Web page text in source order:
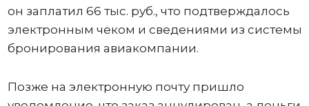
он заплатил 66 тыс. руб., что подтверждалось
электронным чеком и сведениями из системы
бронирования авиакомпании.
Позже на электронную почту пришло